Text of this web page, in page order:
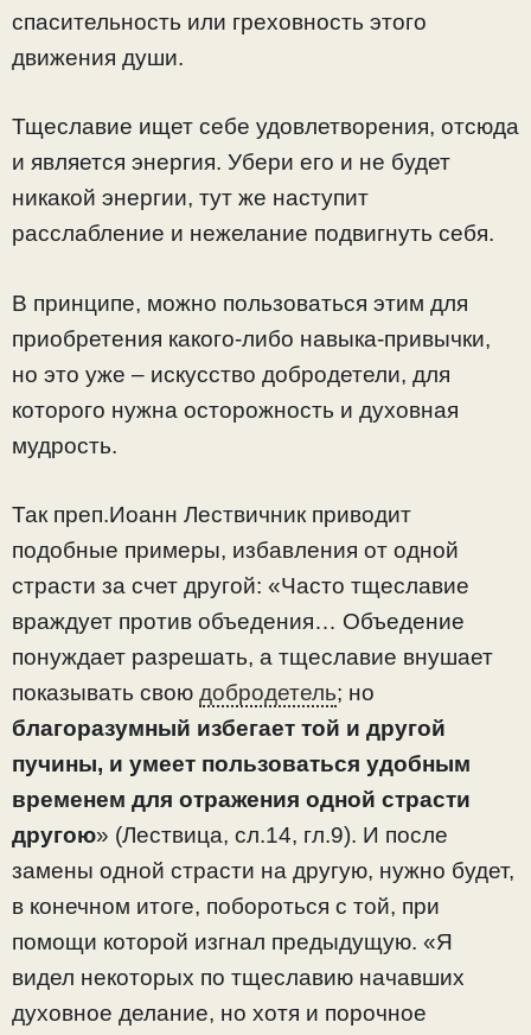
спасительность или греховность этого
движения души.
Тщеславие ищет себе удовлетворения, отсюда
и является энергия. Убери его и не будет
никакой энергии, тут же наступит
расслабление и нежелание подвигнуть себя.
В принципе, можно пользоваться этим для
приобретения какого-либо навыка-привычки,
но это уже – искусство добродетели, для
которого нужна осторожность и духовная
мудрость.
Так преп.Иоанн Лествичник приводит
подобные примеры, избавления от одной
страсти за счет другой: «Часто тщеславие
враждует против объедения… Объедение
понуждает разрешать, а тщеславие внушает
показывать свою добродетель; но
благоразумный избегает той и другой
пучины, и умеет пользоваться удобным
временем для отражения одной страсти
другою» (Лествица, сл.14, гл.9). И после
замены одной страсти на другую, нужно будет,
в конечном итоге, побороться с той, при
помощи которой изгнал предыдущую. «Я
видел некоторых по тщеславию начавших
духовное делание, но хотя и порочное